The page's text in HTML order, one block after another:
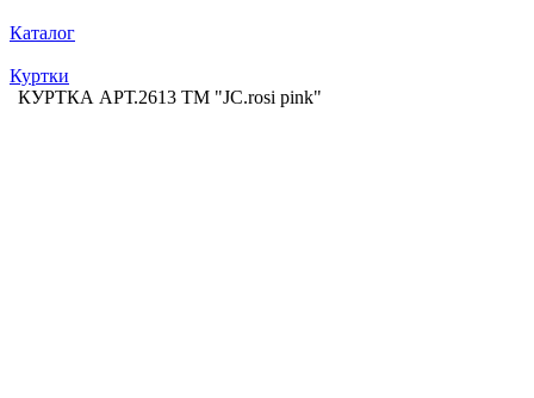
Каталог
Куртки
КУРТКА АРТ.2613 ТМ "JC.rosi pink"